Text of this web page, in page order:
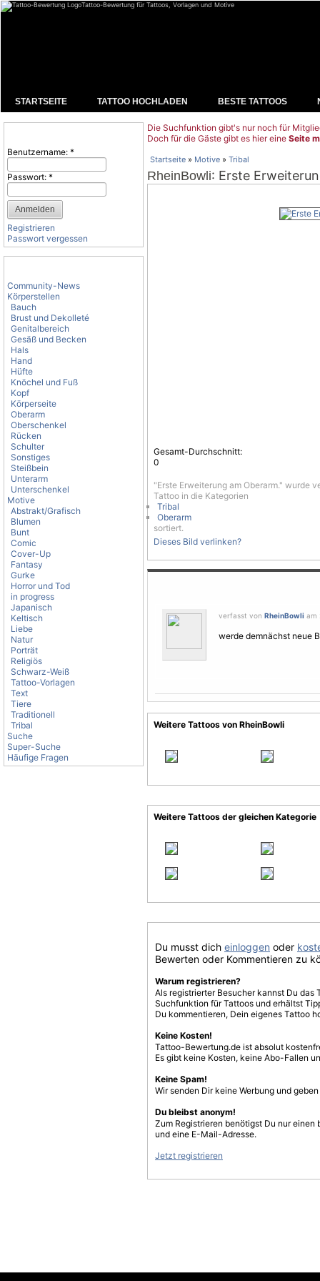
Tattoo-Bewertung für Tattoos, Vorlagen und Motive
STARTSEITE TATTOO HOCHLADEN BESTE TATTOOS
Benutzername: *
Passwort: *
Registrieren
Passwort vergessen
Community-News
Körperstellen
Bauch
Brust und Dekolleté
Genitalbereich
Gesäß und Becken
Hals
Hand
Hüfte
Knöchel und Fuß
Kopf
Körperseite
Oberarm
Oberschenkel
Rücken
Schulter
Sonstiges
Steißbein
Unterarm
Unterschenkel
Motive
Abstrakt/Grafisch
Blumen
Bunt
Comic
Cover-Up
Fantasy
Gurke
Horror und Tod
in progress
Japanisch
Keltisch
Liebe
Natur
Porträt
Religiös
Schwarz-Weiß
Tattoo-Vorlagen
Text
Tiere
Traditionell
Tribal
Suche
Super-Suche
Häufige Fragen
Die Suchfunktion gibt's nur noch für
Doch für die Gäste gibt es hier eine Seite
Startseite » Motive » Tribal
RheinBowli: Erste
Gesamt-Durchschnitt:
0
"Erste Erweiterung am Oberarm." wurde
Tattoo in die Kategorien
Tribal
Oberarm
sortiert.
Dieses Bild verlinken?
verfasst von RheinBowli am
werde demnächst neue
Weitere Tattoos von RheinBowli
Weitere Tattoos der gleichen Kategorie
Du musst dich einloggen oder
Bewerten oder Kommentieren zu
Warum registrieren?
Als registrierter Besucher kannst Du
Suchfunktion für Tattoos und erhältst
Du kommentieren, Dein eigenes Tattoo
Keine Kosten!
Tattoo-Bewertung.de ist absolut
Es gibt keine Kosten, keine Abo-Fallen
Keine Spam!
Wir senden Dir keine Werbung und
Du bleibst anonym!
Zum Registrieren benötigst Du nur einen
und eine E-Mail-Adresse.
Jetzt registrieren